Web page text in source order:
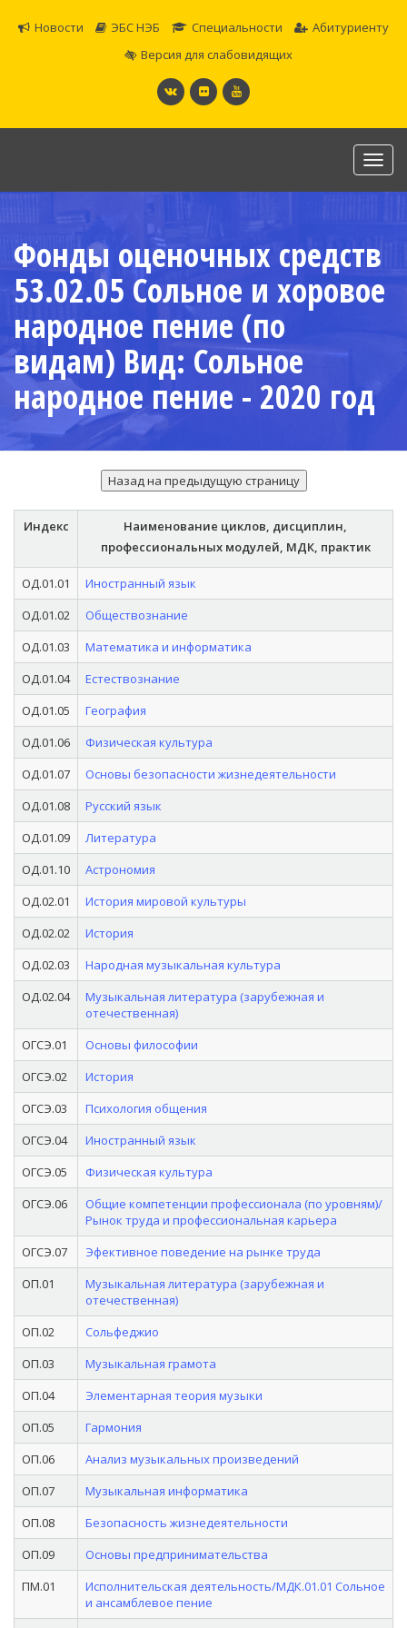
Новости ЭБС НЭБ Специальности
Абитуриенту
Версия для слабовидящих
САМАРСКОЕ ОБЛАСТНОЕ УЧИЛИЩЕ КУЛЬТУРЫ И
ИСКУССТВ
Официальный сайт
Фонды оценочных средств
53.02.05 Сольное и хоровое
народное пение (по
видам) Вид: Сольное
народное пение - 2020 год
Индекс
Наименование циклов, дисциплин,
профессиональных модулей, МДК, практик
ОД.01.01
Иностранный язык
ОД.01.02
Обществознание
ОД.01.03
Математика и информатика
ОД.01.04
Естествознание
ОД.01.05
География
ОД.01.06
Физическая культура
ОД.01.07
Основы безопасности жизнедеятельности
ОД.01.08
Русский язык
ОД.01.09
Литература
ОД.01.10
Астрономия
ОД.02.01
История мировой культуры
ОД.02.02
История
ОД.02.03
Народная музыкальная культура
ОД.02.04
Музыкальная литература (зарубежная и
отечественная)
ОГСЭ.01
Основы философии
ОГСЭ.02
История
ОГСЭ.03
Психология общения
ОГСЭ.04
Иностранный язык
ОГСЭ.05
Физическая культура
ОГСЭ.06
Общие компетенции профессионала (по уровням)/
Рынок труда и профессиональная карьера
ОГСЭ.07
Эфективное поведение на рынке труда
ОП.01
Музыкальная литература (зарубежная и
отечественная)
ОП.02
Сольфеджио
ОП.03
Музыкальная грамота
ОП.04
Элементарная теория музыки
ОП.05
Гармония
ОП.06
Анализ музыкальных произведений
ОП.07
Музыкальная информатика
ОП.08
Безопасность жизнедеятельности
ОП.09
Основы предпринимательства
ПМ.01
Исполнительская деятельность/МДК.01.01 Сольное
и ансамблевое пение